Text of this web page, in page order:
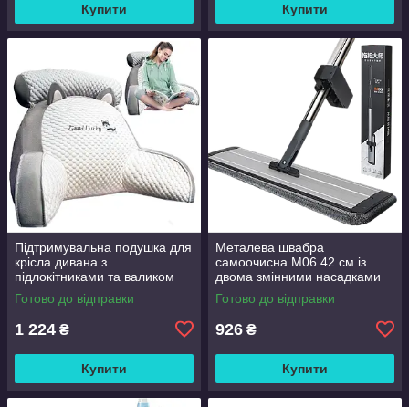
Купити Купити
Підтримувальна подушка для
крісла дивана з
підлокітниками та валиком
Good Lucky
Готово до відправки
1 224 ₴
Купити
Металева швабра
самоочисна M06 42 см із
двома змінними насадками
Готово до відправки
926 ₴
Купити